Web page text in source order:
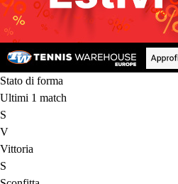
Stato di forma
Ultimi 1 match
S
V
Vittoria
S